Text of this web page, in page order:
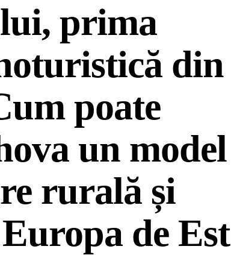
prima
din
poate
un model
rurală și
de Est